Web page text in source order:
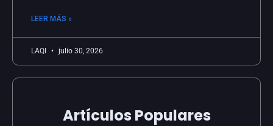
LEER MÁS »
LAQI julio 30, 2026
Artículos Populares